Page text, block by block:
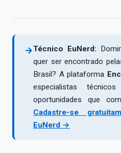
→Técnico EuNerd:
quer ser encontrado
Brasil? A plataforma
especialistas
oportunidades que
Cadastre-se
EuNerd →